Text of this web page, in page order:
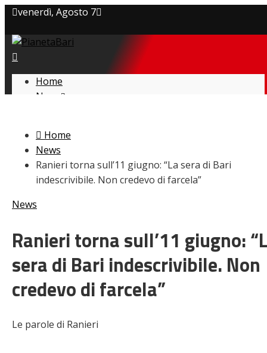
venerdì, Agosto 7
Privacy policy
Cookie Policy
Home
News
L’avversario
Giovanili
Le pagelle
Interviste
Focus
Serie B
Video
Home
News
Ranieri torna sull’11 giugno: “La sera di Bari
indescrivibile. Non credevo di farcela”
News
Ranieri torna sull’11 giugno:
sera di Bari indescrivibile. Non
credevo di farcela”
Le parole di Ranieri